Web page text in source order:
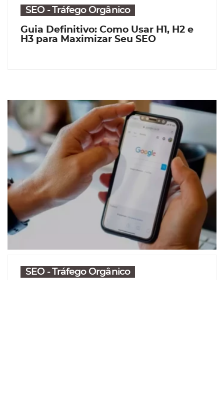
SEO - Tráfego Orgânico
Guia Definitivo: Como Usar H1, H2 e
H3 para Maximizar Seu SEO
SEO - Tráfego Orgânico